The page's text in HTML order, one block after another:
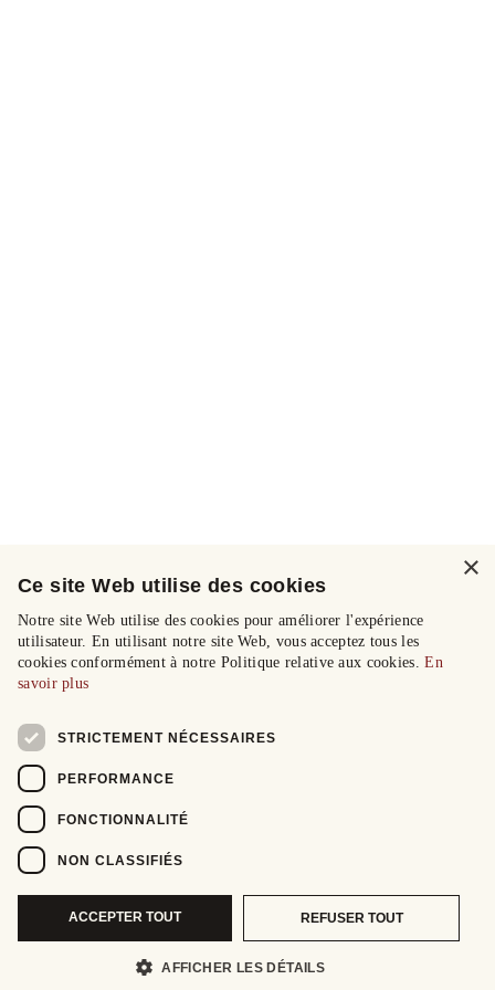
×
Ce site Web utilise des cookies
Notre site Web utilise des cookies pour améliorer l'expérience
utilisateur. En utilisant notre site Web, vous acceptez tous les
cookies conformément à notre Politique relative aux cookies.En
savoir plus
STRICTEMENT NÉCESSAIRES
PERFORMANCE
FONCTIONNALITÉ
NON CLASSIFIÉS
ACCEPTER TOUT REFUSER TOUT
AFFICHER LES DÉTAILS